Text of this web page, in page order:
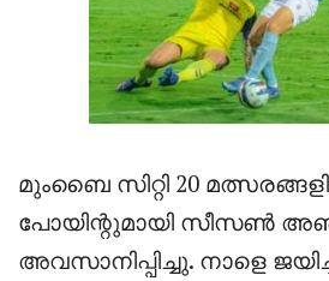
മുംബൈ സിറ്റി 20
പോയിന്റുമായി സീസൺ
അവസാനിപ്പിച്ചു. നാളെ